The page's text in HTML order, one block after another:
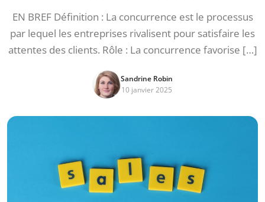
EN BREF Définition : La concurrence est le processus
par lequel les entreprises rivalisent pour satisfaire les
attentes des clients. Rôle : La concurrence favorise […]
Sandrine Robin
10 janvier 2025